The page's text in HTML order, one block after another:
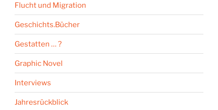
Flucht und Migration
Geschichts.Bücher
Gestatten … ?
Graphic Novel
Interviews
Jahresrückblick